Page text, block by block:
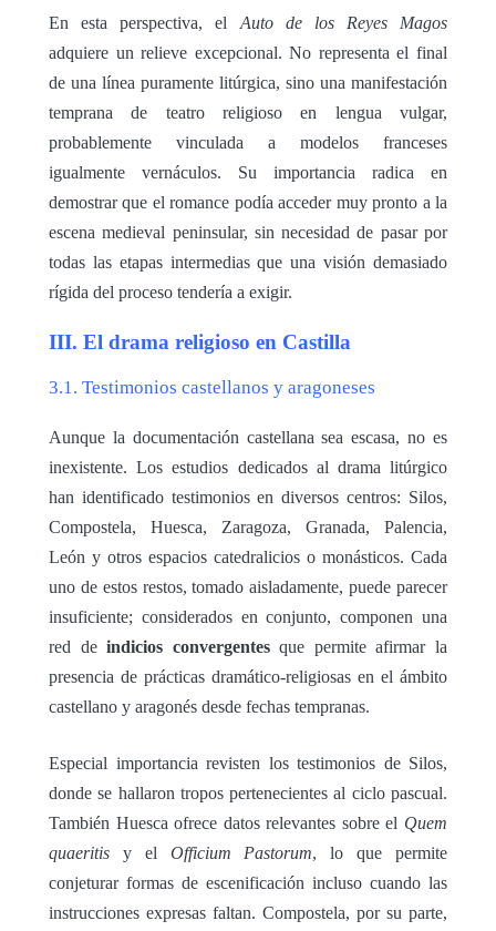
En esta perspectiva, el Auto de los Reyes Magos
adquiere un relieve excepcional. No representa el final
de una línea puramente litúrgica, sino una manifestación
temprana de teatro religioso en lengua vulgar,
probablemente vinculada a modelos franceses
igualmente vernáculos. Su importancia radica en
demostrar que el romance podía acceder muy pronto a la
escena medieval peninsular, sin necesidad de pasar por
todas las etapas intermedias que una visión demasiado
rígida del proceso tendería a exigir.
III. El drama religioso en Castilla
3.1. Testimonios castellanos y aragoneses
Aunque la documentación castellana sea escasa, no es
inexistente. Los estudios dedicados al drama litúrgico
han identificado testimonios en diversos centros: Silos,
Compostela, Huesca, Zaragoza, Granada, Palencia,
León y otros espacios catedralicios o monásticos. Cada
uno de estos restos, tomado aisladamente, puede parecer
insuficiente; considerados en conjunto, componen una
red deindicios convergentesque permite afirmar la
presencia de prácticas dramático-religiosas en el ámbito
castellano y aragonés desde fechas tempranas.
Especial importancia revisten los testimonios de Silos,
donde se hallaron tropos pertenecientes al ciclo pascual.
También Huesca ofrece datos relevantes sobre el Quem
quaeritis y el Officium Pastorum, lo que permite
conjeturar formas de escenificación incluso cuando las
instrucciones expresas faltan. Compostela, por su parte,